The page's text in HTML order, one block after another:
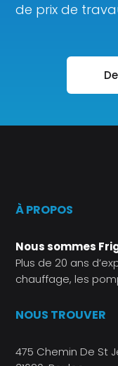
de prix de
À PROPOS
Nous sommes
Plus de 20 ans
chauffage, les
NOUS TROUVER
475 Chemin De St